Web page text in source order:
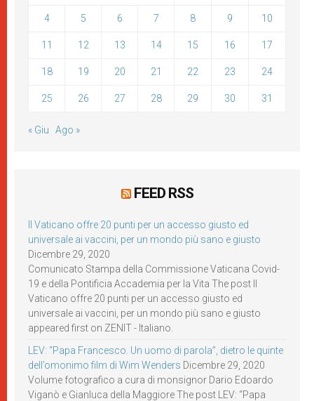
4 5 6 7 8 9 10
11 12 13 14 15 16 17
18 19 20 21 22 23 24
25 26 27 28 29 30 31
« Giu Ago »
FEED RSS
Il Vaticano offre 20 punti per un accesso giusto ed
universale ai vaccini, per un mondo più sano e giusto
Dicembre 29, 2020
Comunicato Stampa della Commissione Vaticana Covid-
19 e della Pontificia Accademia per la Vita The post Il
Vaticano offre 20 punti per un accesso giusto ed
universale ai vaccini, per un mondo più sano e giusto
appeared first on ZENIT - Italiano.
LEV: “Papa Francesco. Un uomo di parola”, dietro le quinte
dell’omonimo film di Wim Wenders Dicembre 29, 2020
Volume fotografico a cura di monsignor Dario Edoardo
Viganò e Gianluca della Maggiore The post LEV: “Papa